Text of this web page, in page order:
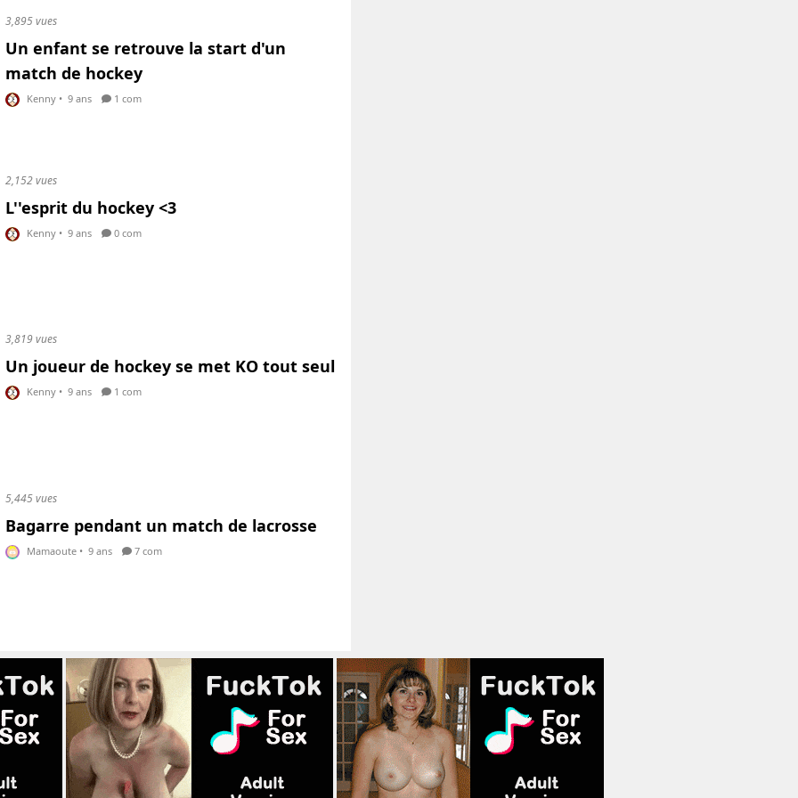
3,895 vues
Un enfant se retrouve la start d'un
match de hockey
Kenny • 9 ans 1 com
2,152 vues
L''esprit du hockey <3
Kenny • 9 ans 0 com
3,819 vues
Un joueur de hockey se met KO tout seul
Kenny • 9 ans 1 com
5,445 vues
Bagarre pendant un match de lacrosse
Mamaoute • 9 ans 7 com